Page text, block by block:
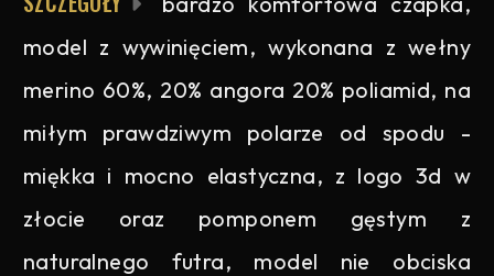
model z wywinięciem, wykonana z wełny
merino 60%, 20% angora 20% poliamid, na
miłym prawdziwym polarze od spodu -
miękka i mocno elastyczna, z logo 3d w
złocie oraz pomponem gęstym z
naturalnego futra, model nie obciska